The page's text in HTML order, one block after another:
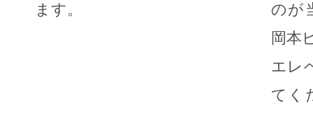
ます。
のが
岡本
エレ
てく